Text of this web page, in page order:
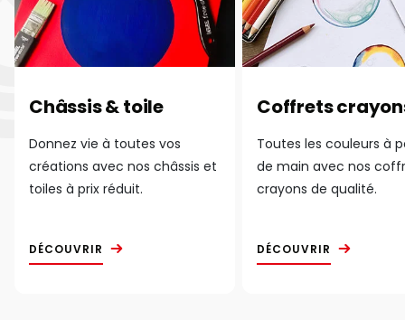
Châssis & toile
Donnez vie à toutes vos
créations avec nos châssis et
toiles à prix réduit.
DÉCOUVRIR
Coffrets
Toutes les couleurs à
de main avec nos
crayons de qualité.
DÉCOUVRIR